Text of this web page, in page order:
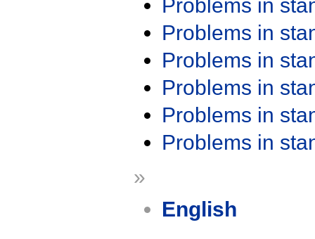
Problems in
Problems in
Problems in
Problems in
Problems in
Problems in
»
English